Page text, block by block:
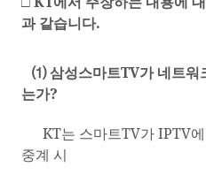
과 같습니다.
⑴ 삼성스마트TV가 네트워
는가?
KT는 스마트TV가IPTV
중계 시